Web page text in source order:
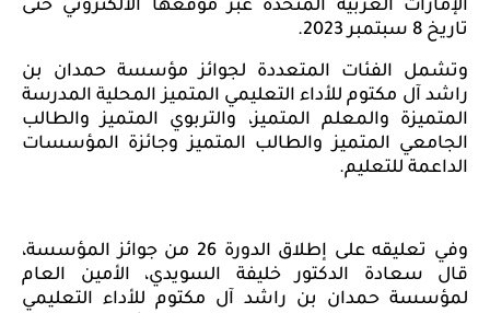
الإمارات العربية المتحدة عبر موقعها الالكتروني حتى
تاريخ 8 سبتمبر 2023.
وتشمل الفئات المتعددة لجوائز مؤسسة حمدان بن
راشد آل مكتوم للأداء التعليمي المتميز المحلية المدرسة
المتميزة والمعلم المتميز، والتربوي المتميز والطالب
الجامعي المتميز والطالب المتميز وجائزة المؤسسات
الداعمة للتعليم.
وفي تعليقه على إطلاق الدورة 26 من جوائز المؤسسة،
قال سعادة الدكتور خليفة السويدي، الأمين العام
لمؤسسة حمدان بن راشد آل مكتوم للأداء التعليمي